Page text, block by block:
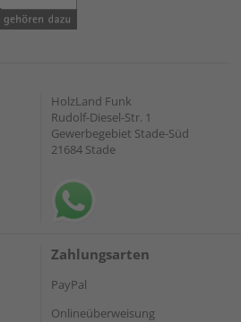
HolzLand Funk
Rudolf-Diesel-Str. 1
Gewerbegebiet Stade-Süd
21684 Stade
Zahlungsarten
PayPal
Onlineüberweisung